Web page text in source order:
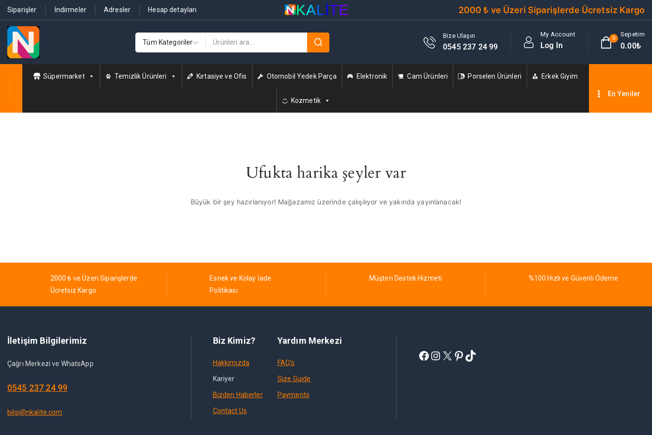
Siparişler İndirmeler Adresler Hesap detayları KALITE 2000 ₺ ve Üzeri Siparişlerde Ücretsiz Kargo
Bize Ulaşın
0545 237 24 99
My Account
Log In
0
Sepetim
0.00₺
Süpermarket Temizlik Ürünleri Kırtasiye ve Ofis Otomobil Yedek Parça Elektronik Cam Ürünleri Porselen Ürünleri Erkek Giyim
Kozmetik
En Yeniler
Ufukta harika şeyler var
Büyük bir şey hazırlanıyor! Mağazamız üzerinde çalışılıyor ve yakında yayınlanacak!
2000 ₺ ve Üzeri Siparişlerde
Ücretsiz Kargo
Esnek ve Kolay İade
Politikası
Müşteri Destek Hizmeti %100 Hızlı ve Güvenli Ödeme
İletişim Bilgilerimiz
Çağrı Merkezi ve WhatsApp
0545 237 24 99
bilgi@nkalite.com
Biz Kimiz?
Hakkımızda
Kariyer
Bizden Haberler
Contact Us
Yardım Merkezi
FAQ's
Size Guide
Payments